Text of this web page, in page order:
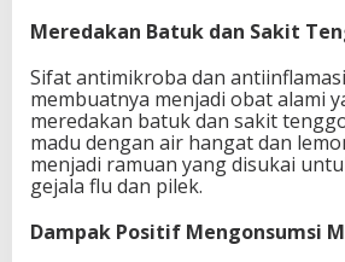
Meredakan Batuk dan Sakit
Sifat antimikroba dan
membuatnya menjadi obat alami
meredakan batuk dan sakit
madu dengan air hangat dan
menjadi ramuan yang disukai
gejala flu dan pilek.
Dampak Positif Mengonsumsi